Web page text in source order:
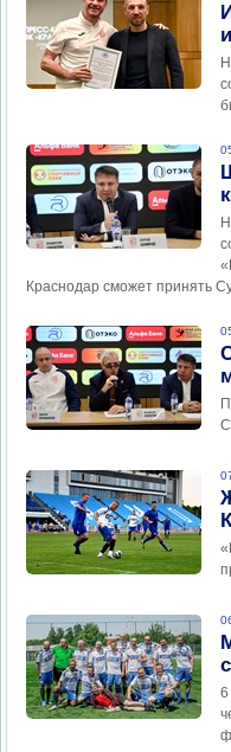
Краснодар сможет принять
6